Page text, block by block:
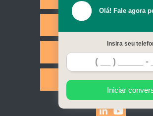
Contato
Mapa do site
Olá! Fale agora
Insira seu
Iniciar